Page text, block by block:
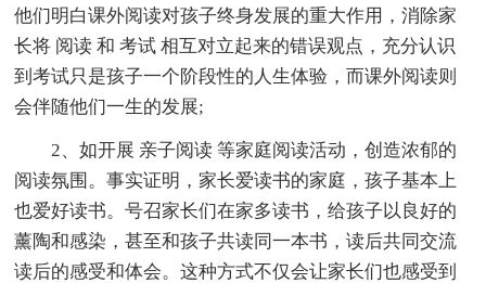
他们明白课外阅读对孩子终身发展的重大作用，消除家
长将 阅读 和 考试 相互对立起来的错误观点，充分认识
到考试只是孩子一个阶段性的人生体验，而课外阅读则
会伴随他们一生的发展;
2、如开展 亲子阅读 等家庭阅读活动，创造浓郁的
阅读氛围。事实证明，家长爱读书的家庭，孩子基本上
也爱好读书。号召家长们在家多读书，给孩子以良好的
薰陶和感染，甚至和孩子共读同一本书，读后共同交流
读后的感受和体会。这种方式不仅会让家长们也感受到